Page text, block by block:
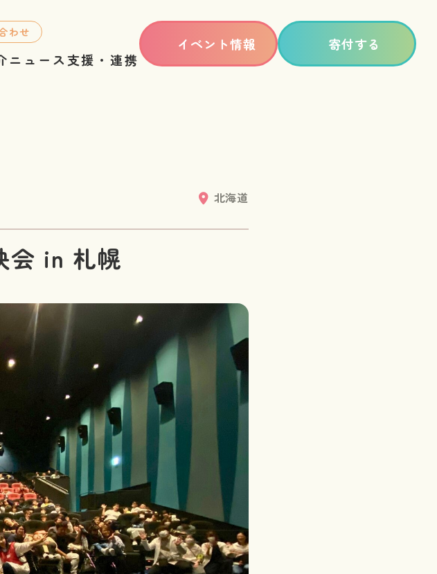
わせ
ニュース支援・連携
イベント情報 寄付する
北海道
会 in 札幌